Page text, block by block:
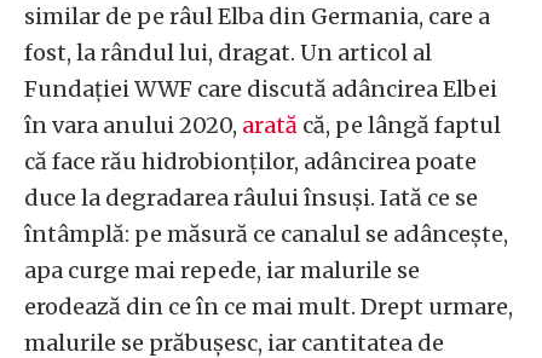
similar de pe râul Elba din Germania, care a
fost, la rândul lui, dragat. Un articol al
Fundației WWF care discută adâncirea Elbei
în vara anului 2020, arată că, pe lângă faptul
că face rău hidrobionților, adâncirea poate
duce la degradarea râului însuși. Iată ce se
întâmplă: pe măsură ce canalul se adâncește,
apa curge mai repede, iar malurile se
erodează din ce în ce mai mult. Drept urmare,
malurile se prăbușesc, iar cantitatea de